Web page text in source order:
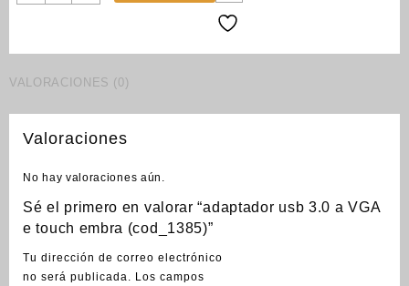
usb
e
(cod_1385)
VALORACIONES (0)
Valoraciones
No hay valoraciones aún.
Sé el primero en valorar “adaptador usb 3.0 a VGA
e touch embra (cod_1385)”
Tu dirección de correo electrónico
no será publicada.
Los campos